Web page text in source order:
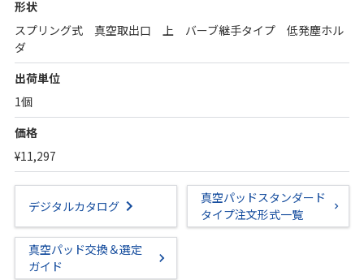
形状
スプリング式 真空取出口 上 バーブ継手タイプ 低発塵ホル
ダ
出荷単位
1個
価格
¥11,297
デジタルカタログ
真空パッドスタンダード
タイプ注文形式一覧
真空パッド交換＆選定
ガイド